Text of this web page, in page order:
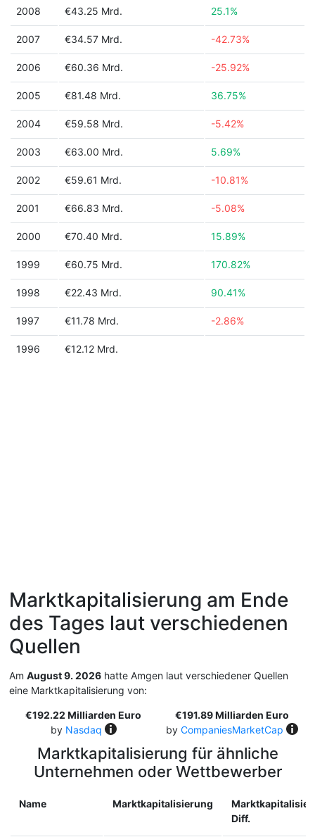
2008 €43.25 Mrd. 25.1%
2007 €34.57 Mrd. -42.73%
2006 €60.36 Mrd. -25.92%
2005 €81.48 Mrd. 36.75%
2004 €59.58 Mrd. -5.42%
2003 €63.00 Mrd. 5.69%
2002 €59.61 Mrd. -10.81%
2001 €66.83 Mrd. -5.08%
2000 €70.40 Mrd. 15.89%
1999 €60.75 Mrd. 170.82%
1998 €22.43 Mrd. 90.41%
1997 €11.78 Mrd. -2.86%
1996 €12.12 Mrd.
Marktkapitalisierung am Ende
des Tages laut verschiedenen
Quellen
Am August 9. 2026 hatte Amgen laut verschiedener Quellen
eine Marktkapitalisierung von:
€192.22 Milliarden Euro
by Nasdaq
€191.89 Milliarden Euro
by CompaniesMarketCap
Marktkapitalisierung für ähnliche
Unternehmen oder Wettbewerber
Name Marktkapitalisierung
Diff.